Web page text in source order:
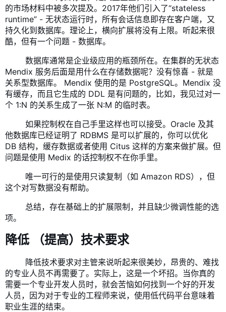
的市场材料中被多次提及。2017年他们引入了“stateless
runtime” - 无状态运行时，所有会话信息即存在客户端，又
持久化到数据库。理论上，横向扩展将没有上限。听起来很
酷，但有一个问题 - 数据库。
​ 数据库通常是企业级应用的瓶颈所在。在集群的无状态
Mendix 服务后面是用什么在存储数据呢？没有惊喜 - 就是
关系型数据库。 Mendix 使用的是 PostgreSQL。Mendix 没
有缓存，而且它生成的 DDL 是有问题的，比如，我见过对一
个 1:N 的关系生成了一张 N:M 的临时表。
​ 如果控制权在自己手里这样也可以接受。Oracle 及其
他数据库已经证明了 RDBMS 是可以扩展的，你可以优化
DB 结构，缓存数据或者使用 Citus 这样的方案来做扩展。但
问题是使用 Medix 的话控制权不在你手里。
​ 唯一可行的是使用只读复制（如 Amazon RDS），但
这个对写数据没有帮助。
​ 总结，存在基础上的扩展限制，并且缺少微调性能的选
项。
降低 （提高）技术要求
​ 降低技术要求对主管来说听起来很美妙，昂贵的、难找
的专业人员不再需要了。实际上，这是一个坏招。当你真的
需要一个专业开发人员时，就会苦恼如何找到一个好的开发
人员，因为对于专业的工程师来说，使用低代码平台意味着
职业生涯的结束。